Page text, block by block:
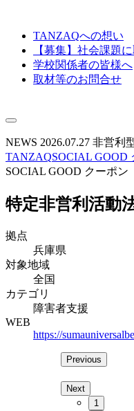
TANZAQへの想い
【募集】社会課題
学校関係者の皆様へ
取材等のお問合せ
NEWS 2026.07.27 非営利
TANZAQSOCIAL GOOD
SOCIAL GOOD クーポン
特定非営利活動
拠点
兵庫県
対象地域
全国
カテゴリ
障害者支援
WEB
https://
Previous
Next
1